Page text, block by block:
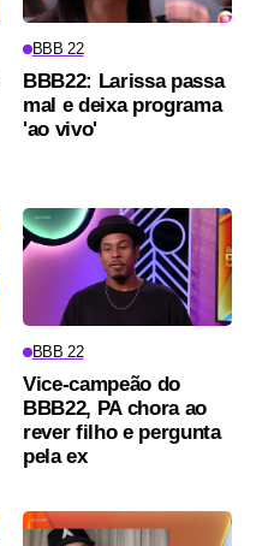
BBB 22
BBB22: Larissa passa
mal e deixa programa
'ao vivo'
BBB 22
Vice-campeão do
BBB22, PA chora ao
rever filho e pergunta
pela ex